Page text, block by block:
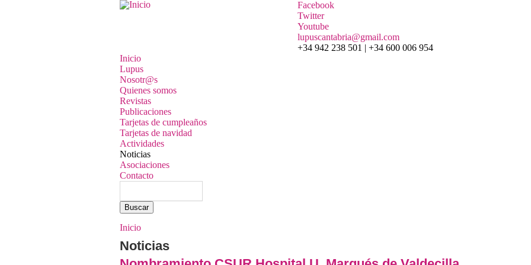
Facebook
Twitter
Youtube
lupuscantabria@gmail.com
+34 942 238 501 | +34 600 006 954
Inicio
Lupus
Nosotr@s
Quienes somos
Revistas
Publicaciones
Tarjetas de cumpleaños
Tarjetas de navidad
Actividades
Noticias
Asociaciones
Contacto
Se encuentra usted aquí
Inicio
Noticias